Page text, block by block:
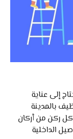
إلى عناية
بالمدينة
ركن من أركان